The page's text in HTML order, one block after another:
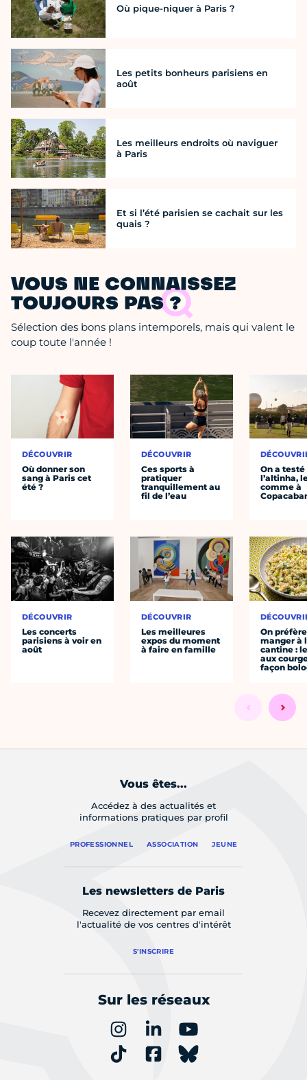
Où pique-niquer à Paris ?
Les petits bonheurs parisiens en
août
Les meilleurs endroits où naviguer
à Paris
Et si l’été parisien se cachait sur les
quais ?
VOUS NE CONNAISSEZ
TOUJOURS PAS ?
Sélection des bons plans intemporels, mais qui valent le
coup toute l'année !
DÉCOUVRIR
Où donner son
sang à Paris cet
été ?
DÉCOUVRIR
Les concerts
parisiens à voir en
août
DÉCOUVRIR
Ces sports à
pratiquer
tranquillement au
fil de l’eau
DÉCOUVRIR
Les meilleures
expos du moment
à faire en famille
On a testé
l’altinha,
comme à
On préfère
manger à
cantine :
aux
façon
Vous êtes...
Accédez à des actualités et
informations pratiques par profil
PROFESSIONNEL ASSOCIATION JEUNE
Les newsletters de Paris
Recevez directement par email
l'actualité de vos centres d'intérêt
S'INSCRIRE
Sur les réseaux